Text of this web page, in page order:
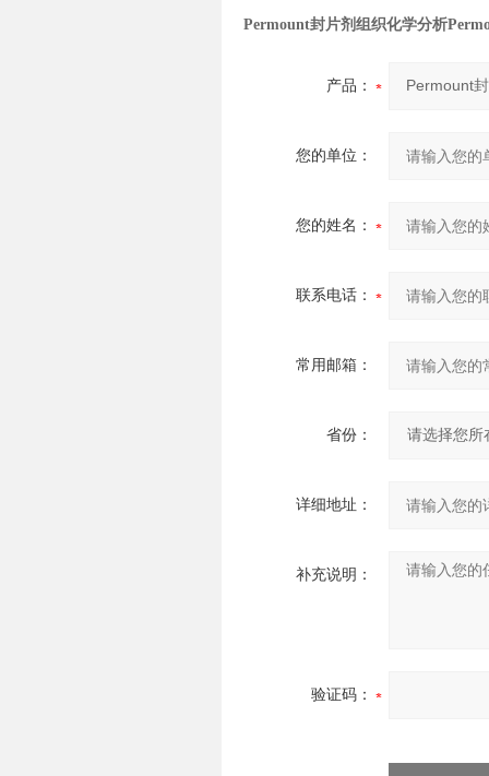
Permount封片剂组织化学分析
产品：
您的单位：
您的姓名：
联系电话：
常用邮箱：
省份：
详细地址：
补充说明：
验证码：